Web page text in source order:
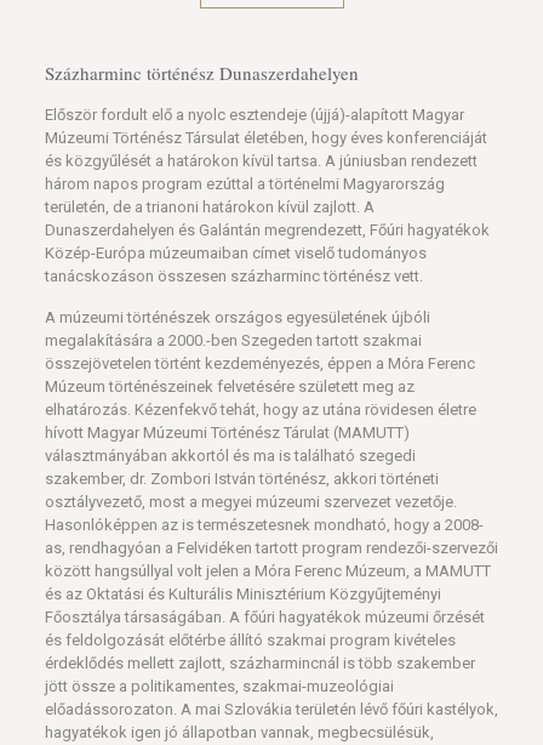
Százharminc történész Dunaszerdahelyen
Először fordult elő a nyolc esztendeje (újjá)-alapított Magyar
Múzeumi Történész Társulat életében, hogy éves konferenciáját
és közgyűlését a határokon kívül tartsa. A júniusban rendezett
három napos program ezúttal a történelmi Magyarország
területén, de a trianoni határokon kívül zajlott. A
Dunaszerdahelyen és Galántán megrendezett, Főúri hagyatékok
Közép-Európa múzeumaiban címet viselő tudományos
tanácskozáson összesen százharminc történész vett.
A múzeumi történészek országos egyesületének újbóli
megalakítására a 2000.-ben Szegeden tartott szakmai
összejövetelen történt kezdeményezés, éppen a Móra Ferenc
Múzeum történészeinek felvetésére született meg az
elhatározás. Kézenfekvő tehát, hogy az utána rövidesen életre
hívott Magyar Múzeumi Történész Tárulat (MAMUTT)
választmányában akkortól és ma is található szegedi
szakember, dr. Zombori István történész, akkori történeti
osztályvezető, most a megyei múzeumi szervezet vezetője.
Hasonlóképpen az is természetesnek mondható, hogy a 2008-
as, rendhagyóan a Felvidéken tartott program rendezői-szervezői
között hangsúllyal volt jelen a Móra Ferenc Múzeum, a MAMUTT
és az Oktatási és Kulturális Minisztérium Közgyűjteményi
Főosztálya társaságában. A főúri hagyatékok múzeumi őrzését
és feldolgozását előtérbe állító szakmai program kivételes
érdeklődés mellett zajlott, százharmincnál is több szakember
jött össze a politikamentes, szakmai-muzeológiai
előadássorozaton. A mai Szlovákia területén lévő főúri kastélyok,
hagyatékok igen jó állapotban vannak, megbecsülésük,